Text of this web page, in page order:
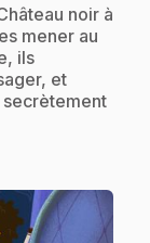
noir à
mener au
ils
et